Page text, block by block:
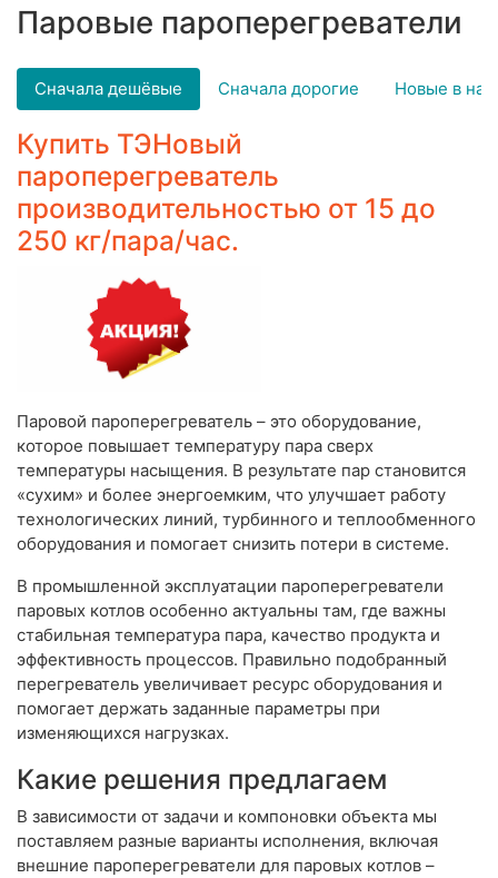
Паровые пароперегреватели
Сначала дешёвые Сначала дорогие Новые в
Купить ТЭНовый
пароперегреватель
производительностью от 15 до
250 кг/пара/час.
Паровой пароперегреватель – это оборудование,
которое повышает температуру пара сверх
температуры насыщения. В результате пар становится
«сухим» и более энергоемким, что улучшает работу
технологических линий, турбинного и теплообменного
оборудования и помогает снизить потери в системе.
В промышленной эксплуатации пароперегреватели
паровых котлов особенно актуальны там, где важны
стабильная температура пара, качество продукта и
эффективность процессов. Правильно подобранный
перегреватель увеличивает ресурс оборудования и
помогает держать заданные параметры при
изменяющихся нагрузках.
Какие решения предлагаем
В зависимости от задачи и компоновки объекта мы
поставляем разные варианты исполнения, включая
внешние пароперегреватели для паровых котлов –